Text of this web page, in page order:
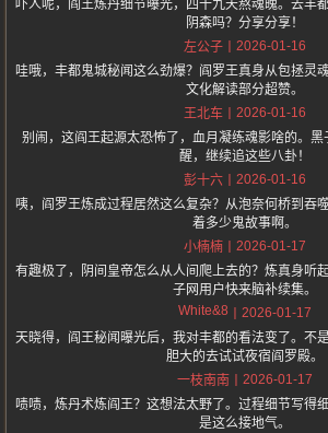
吓人呢，阎王炼丹细节曝光，四十九天熬魂魄。去丰
阴森吗？分享分享！
左公子
2026-01-16
哇哦，丰都鬼城秘闻这么劲爆？阎罗王真身从包拯灵
文化解读部分超赞。
王北车
2026-01-16
别闹，这阎王起源太恐怖了，血月凝练魂影啥的。
醒，继续追这些八卦！
彭十六
2026-01-16
咦，阎罗王炼成过程居然这么复杂？从泡奈何桥到吞
着多少鬼故事啊。
小楠楠
2026-01-17
有趣极了，阴间皇帝怎么从人间爬上去的？炼真身听
子网用户快来脑补续集。
White&8
2026-01-17
天晓得，阎王秘闻曝光后，我对丰都的看法变了。不
胆大的去试试夜宿阎罗殿。
一枝南南
2026-01-17
啧啧，炼丹术炼阎王？这想法太野了。过程细节写得
是这么接地气。